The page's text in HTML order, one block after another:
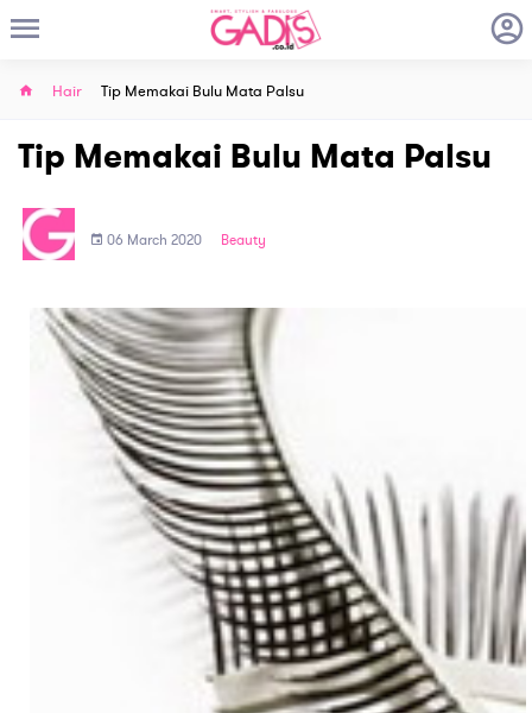
Hair Tip Memakai Bulu Mata Palsu
Tip Memakai Bulu Mata Palsu
06 March 2020 Beauty